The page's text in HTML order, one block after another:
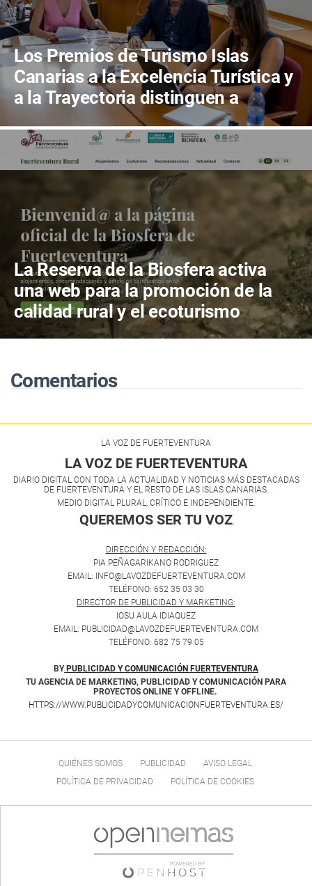
Los Premios de Turismo Islas
Canarias a la Excelencia Turística y
a la Trayectoria distinguen a
Bodegas Conatus y a Carlos Cebriá
La Reserva de la Biosfera activa
una web para la promoción de la
calidad rural y el ecoturismo
Comentarios
LA VOZ DE FUERTEVENTURA
LA VOZ DE FUERTEVENTURA
DIARIO DIGITAL CON TODA LA ACTUALIDAD Y NOTICIAS MÁS DESTACADAS
DE FUERTEVENTURA Y EL RESTO DE LAS ISLAS CANARIAS.
MEDIO DIGITAL PLURAL, CRÍTICO E INDEPENDIENTE.
QUEREMOS SER TU VOZ.
DIRECCIÓN Y REDACCIÓN:
PIA PEÑAGARIKANO RODRIGUEZ
EMAIL: INFO@LAVOZDEFUERTEVENTURA.COM
TELÉFONO: 652 35 03 30
DIRECTOR DE PUBLICIDAD Y MARKETING:
IOSU AULA IDIAQUEZ
EMAIL: PUBLICIDAD@LAVOZDEFUERTEVENTURA.COM
TELÉFONO: 682 75 79 05
BY PUBLICIDAD Y COMUNICACIÓN FUERTEVENTURA
TU AGENCIA DE MARKETING, PUBLICIDAD Y COMUNICACIÓN PARA
PROYECTOS ONLINE Y OFFLINE.
HTTPS://WWW.PUBLICIDADYCOMUNICACIONFUERTEVENTURA.ES/
QUIÉNES SOMOS PUBLICIDAD
AVISO LEGAL
POLÍTICA DE PRIVACIDAD
POLÍTICA DE COOKIES